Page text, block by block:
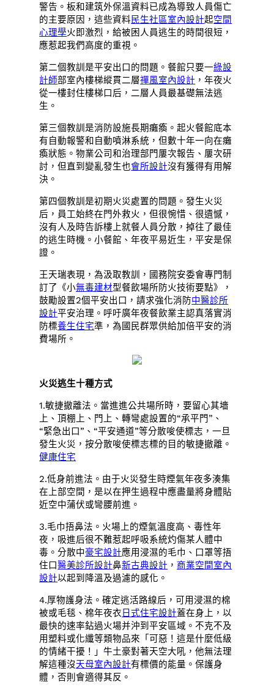
警告。板和建筑外保溫資料已成為導致人員傷亡
的主要原因，這些資料民生社區室內設計起空間
心理學火即激烈，給被困人員逃生的時間很短，
應惹起我們高度的重視。
第二個教訓是平安出口的問題。餐館只要一綠設
計師部室內樓梯縱貫二層禪風室內設計 ，年夜火
從一樓封住樓梯口后，二層人員最基礎無法逃
生。
第三個教訓是消防設施長期癱瘓。起火餐館底本
有自動報警和自動噴淋系統，但數十年一向在癱
瘓狀態。物業公司和治理部門屢次報告、屢次研
討，但直到變亂發生也會所設計沒有獲得有用解
決。
第四個教訓是初期火災處置的問題。發生火災
后，員工始終在門外救火，但很惋惜、很遺憾，
沒有人及時告訴樓上就餐人員分散，掉往了最佳
的逃生時機。小餐館、年夜平易近生，平安是保
證。
王天瑞表現，為汲取教訓，國務院安委會專門制
訂了《小無毒建材型餐飲場所防火技術要點》，
鼓勵設置2個平安出口，請求強化消防中醫診所
設計平安治理。呼吁廣年夜餐飲業主認真落實消
防標養生住宅準，為國民群眾供給加倍平安的消
費場所。
火災逃生十種方式
1.敏捷撤離法。當進進公共場所時，要留心其墻
上、頂棚上、門上、轉彎處設置的“承平門”、
“緊急出口”、“平安通道”等分散唆使標志，一旦
發生火災，按分散唆使標志標的目的敏捷撤離。
健康住宅
2.低身前進法。由于火災發生時煙氣年夜多湊集
在上部空間，是以在押生過程中應盡量將身體貼
近空中蒲伏或彎腰前進。
3.毛巾捂鼻法。火場上的煙氣溫度高、毒性年
夜，吸進后很不難惹起呼吸系統灼傷某人體中
毒。分散中豪宅設計應用浸濕的毛巾、口罩等捂
住口醫美診所設計鼻新古典設計 ，商業空間室內
設計以起到降溫及過濾的感化。
4.厚物護身法。確定逃活路線后，可用浸濕的棉
被或毛毯、棉年夜衣 日式住宅設計蓋在身上，以
最快的速率鉆過火場并沖到平安區域。不克不及
用塑料或化纖等類物品來「可惡！這是什麼低級
的情緒干擾！」牛土豪對著天空大吼，他無法理
解這種沒天母室內設計有標價的能量。保護身
體，否則會適得其反。